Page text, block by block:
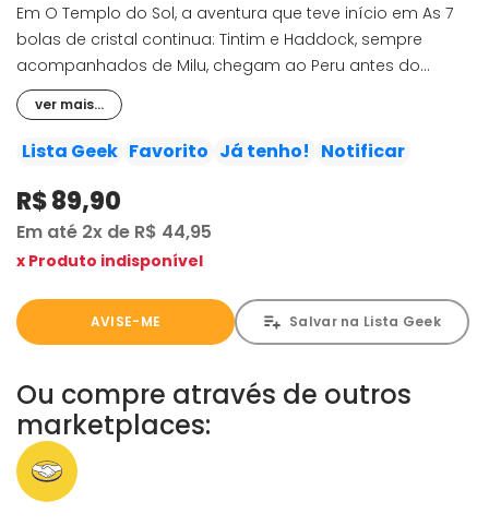
Em O Templo do Sol, a aventura que teve início em As 7
bolas de cristal continua: Tintim e Haddock, sempre
acompanhados de Milu, chegam ao Peru antes do
Pachacamac, o navio que levava o professor Girassol.
Quando o cargueiro entra na baía, é posto em
quarentena pelas autoridades sanitárias. Tintim resolve
professor dormindo drogado numa cabine. Tintim tem
de fugir a nado, mas de madrugada vê desembarcarem
Girassol, ainda desacordado. Com Dupont e Dupond,
enviados pela polícia francesa para ajudá-los, o capitão,
Tintim e Milu seguem a pista do professor pelo interior do
Peru. Guiados pelo indiozinho Zorrino, atravessam as
floresta amazônica, onde finalmente encontram o
famigerado Templo do Sol.
ver mais...
Lista Geek Favorito Já tenho! Notificar
R$ 89,90
Em até 2x de R$ 44,95
x Produto indisponível
AVISE-ME Salvar na Lista Geek
Ou compre através de outros
marketplaces: